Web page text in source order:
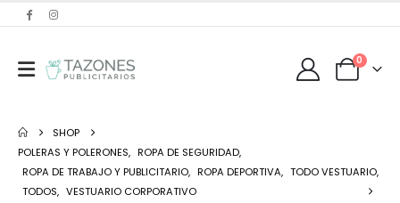
0
SHOP
POLERAS Y POLERONES, ROPA DE SEGURIDAD,
ROPA DE TRABAJO Y PUBLICITARIO, ROPA DEPORTIVA, TODO VESTUARIO,
TODOS, VESTUARIO CORPORATIVO